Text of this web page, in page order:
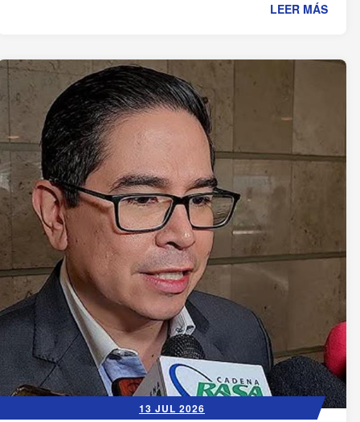
LEER MÁS
13 JUL 2026